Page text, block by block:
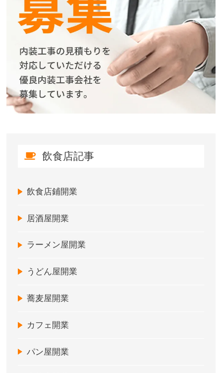
飲食店記事
飲食店鋪開業
居酒屋開業
ラーメン屋開業
うどん屋開業
蕎麦屋開業
カフェ開業
パン屋開業